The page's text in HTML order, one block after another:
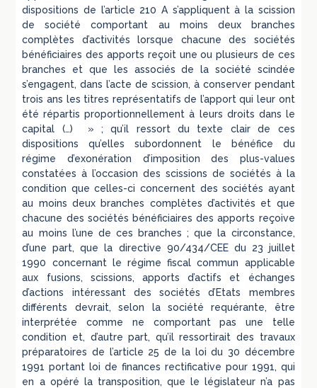
dispositions de l’article 210 A s’appliquent à la scission
de société comportant au moins deux branches
complètes d’activités lorsque chacune des sociétés
bénéficiaires des apports reçoit une ou plusieurs de ces
branches et que les associés de la société scindée
s’engagent, dans l’acte de scission, à conserver pendant
trois ans les titres représentatifs de l’apport qui leur ont
été répartis proportionnellement à leurs droits dans le
capital (…) » ; qu’il ressort du texte clair de ces
dispositions qu’elles subordonnent le bénéfice du
régime d’exonération d’imposition des plus-values
constatées à l’occasion des scissions de sociétés à la
condition que celles-ci concernent des sociétés ayant
au moins deux branches complètes d’activités et que
chacune des sociétés bénéficiaires des apports reçoive
au moins l’une de ces branches ; que la circonstance,
d’une part, que la directive 90/434/CEE du 23 juillet
1990 concernant le régime fiscal commun applicable
aux fusions, scissions, apports d’actifs et échanges
d’actions intéressant des sociétés d’Etats membres
différents devrait, selon la société requérante, être
interprétée comme ne comportant pas une telle
condition et, d’autre part, qu’il ressortirait des travaux
préparatoires de l’article 25 de la loi du 30 décembre
1991 portant loi de finances rectificative pour 1991, qui
en a opéré la transposition, que le législateur n’a pas